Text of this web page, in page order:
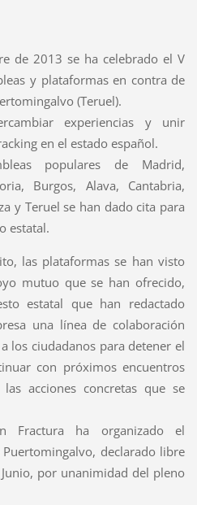
de 2013 se ha celebrado el V
y plataformas en contra de
(Teruel).
experiencias y unir
en el estado español.
populares de Madrid,
Burgos, Alava, Cantabria,
y Teruel se han dado cita para
estatal.
las plataformas se han visto
mutuo que se han ofrecido,
estatal que han redactado
una línea de colaboración
los ciudadanos para detener el
con próximos encuentros
acciones concretas que se
Fractura ha organizado el
declarado libre
por unanimidad del pleno